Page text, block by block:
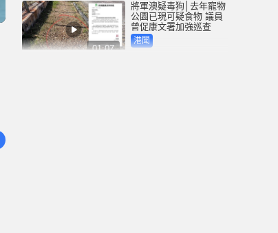
01:07
將軍澳疑毒狗│去年寵物
公園已現可疑食物 議員
曾促康文署加強巡查
港聞